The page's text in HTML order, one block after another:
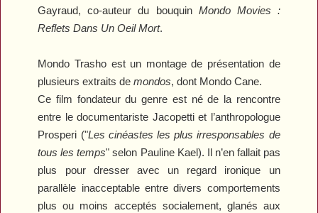
Gayraud, co-auteur du bouquin Mondo Movies :
Reflets Dans Un Oeil Mort.
Mondo Trasho est un montage de présentation de
plusieurs extraits demondos, dont Mondo Cane.
Ce film fondateur du genre est né de la rencontre
entre le documentariste Jacopetti et l’anthropologue
Prosperi ("Les cinéastes les plus irresponsables de
tous les temps" selon Pauline Kael). Il n’en fallait pas
plus pour dresser avec un regard ironique un
parallèle inacceptable entre divers comportements
plus ou moins acceptés socialement, glanés aux